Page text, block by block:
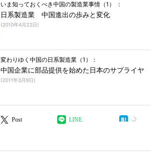
いま知っておくべき中国の製造業事情（1） ：
日系製造業 中国進出の歩みと変化
(2010年4月22日)
変わりゆく中国の日系製造業（1）：
中国企業に部品提供を始めた日本のサプライヤ
(2011年3月9日)
Post LINE